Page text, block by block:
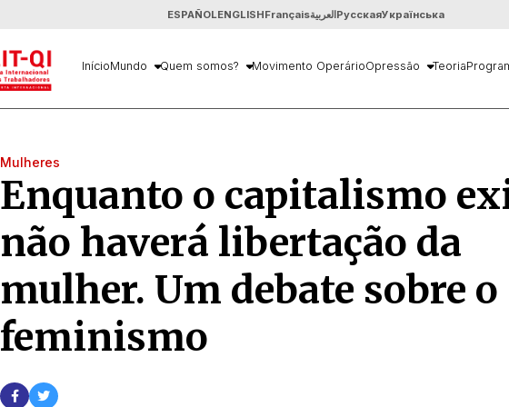
ESPAÑOLENGLISHFrançaisالعربيةРусскаяУкраїнська
InícioMundo Quem somos? Movimento OperárioOpressão Teoria
Mulheres
Enquanto o capitalismo
não haverá libertação da
mulher. Um debate sobre o
feminismo